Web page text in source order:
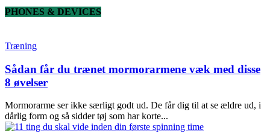
PHONES & DEVICES
Træning
Sådan får du trænet mormorarmene væk med disse
8 øvelser
Mormorarme ser ikke særligt godt ud. De får dig til at se ældre ud, i
dårlig form og så sidder tøj som har korte...